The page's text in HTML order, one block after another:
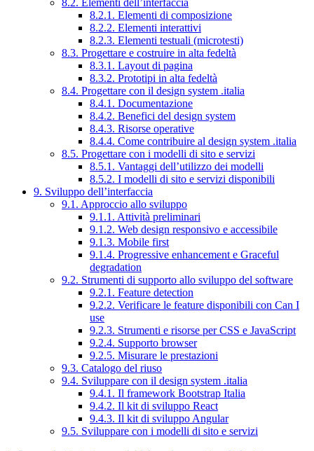
8.2.1. Elementi di composizione
8.2.2. Elementi interattivi
8.2.3. Elementi testuali (microtesti)
8.3. Progettare e costruire in alta fedeltà
8.3.1. Layout di pagina
8.3.2. Prototipi in alta fedeltà
8.4. Progettare con il design system .italia
8.4.1. Documentazione
8.4.2. Benefici del design system
8.4.3. Risorse operative
8.4.4. Come contribuire al design system .italia
8.5. Progettare con i modelli di sito e servizi
8.5.1. Vantaggi dell’utilizzo dei modelli
8.5.2. I modelli di sito e servizi disponibili
9. Sviluppo dell’interfaccia
9.1. Approccio allo sviluppo
9.1.1. Attività preliminari
9.1.2. Web design responsivo e accessibile
9.1.3. Mobile first
9.1.4. Progressive enhancement e Graceful
degradation
9.2. Strumenti di supporto allo sviluppo del software
9.2.1. Feature detection
9.2.2. Verificare le feature disponibili con Can I
use
9.2.3. Strumenti e risorse per CSS e JavaScript
9.2.4. Supporto browser
9.2.5. Misurare le prestazioni
9.3. Catalogo del riuso
9.4. Sviluppare con il design system .italia
9.4.1. Il framework Bootstrap Italia
9.4.2. Il kit di sviluppo React
9.4.3. Il kit di sviluppo Angular
9.5. Sviluppare con i modelli di sito e servizi